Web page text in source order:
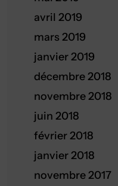
avril 2019
mars 2019
janvier 2019
décembre 2018
novembre 2018
juin 2018
février 2018
janvier 2018
novembre 2017